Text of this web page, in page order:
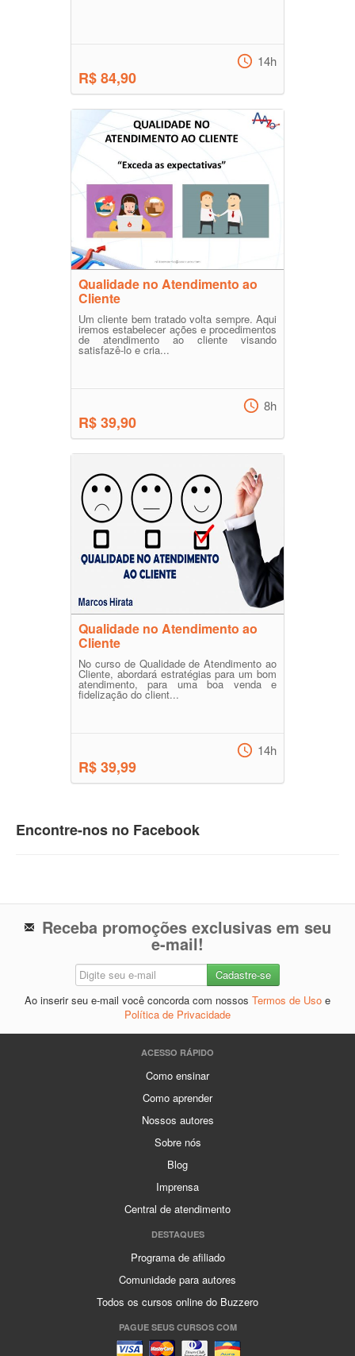
R$ 84,90
14h
Qualidade no Atendimento ao
Cliente
Um cliente bem tratado volta sempre. Aqui
iremos estabelecer ações e procedimentos
de atendimento ao cliente visando
satisfazê-lo e cria...
R$ 39,90
8h
Qualidade no Atendimento ao
Cliente
No curso de Qualidade de Atendimento ao
Cliente, abordará estratégias para um bom
atendimento, para uma boa venda e
fidelização do client...
R$ 39,99
14h
Encontre-nos no Facebook
Receba promoções exclusivas em seu
e-mail!
Ao inserir seu e-mail você concorda com nossos Termos de Uso e
Política de Privacidade
ACESSO RÁPIDO
Como ensinar
Como aprender
Nossos autores
Sobre nós
Blog
Imprensa
Central de atendimento
DESTAQUES
Programa de afiliado
Comunidade para autores
Todos os cursos online do Buzzero
PAGUE SEUS CURSOS COM